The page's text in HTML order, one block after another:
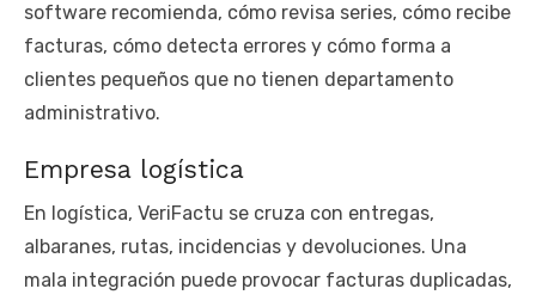
software recomienda, cómo revisa series, cómo recibe
facturas, cómo detecta errores y cómo forma a
clientes pequeños que no tienen departamento
administrativo.
Empresa logística
En logística, VeriFactu se cruza con entregas,
albaranes, rutas, incidencias y devoluciones. Una
mala integración puede provocar facturas duplicadas,